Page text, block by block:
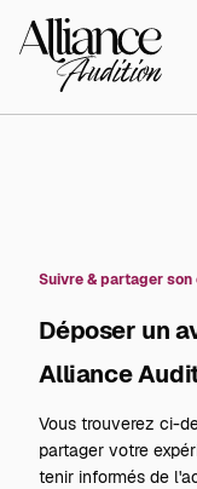
directement
contenu
Suivre & partager son
Déposer un
Alliance
Vous trouverez ci-
partager votre
tenir informés de